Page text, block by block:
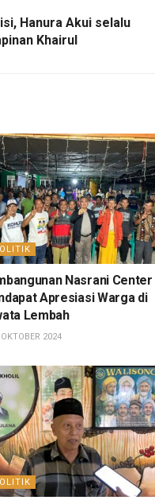
Hanura Akui selalu
Khairul
Nasrani Center
Apresiasi Warga di
Lembah
2024